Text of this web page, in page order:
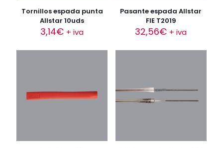
Tornillos espada punta
Allstar 10uds
3,14€ + iva
Pasante espada Allstar
FIE T2019
32,56€ + iva